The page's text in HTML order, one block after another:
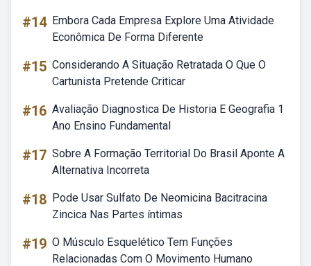
#14 Embora Cada Empresa Explore Uma Atividade
Econômica De Forma Diferente
#15 Considerando A Situação Retratada O Que O
Cartunista Pretende Criticar
#16 Avaliação Diagnostica De Historia E Geografia 1
Ano Ensino Fundamental
#17 Sobre A Formação Territorial Do Brasil Aponte A
Alternativa Incorreta
#18 Pode Usar Sulfato De Neomicina Bacitracina
Zincica Nas Partes íntimas
#19 O Músculo Esquelético Tem Funções
Relacionadas Com O Movimento Humano